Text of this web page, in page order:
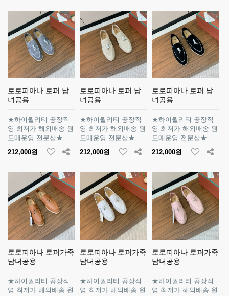
로로피아나 로퍼 남
녀공용
★하이퀄리티 공장직
영 최저가 해외배송 원
도매운영 전문샵★
212,000원
로로피아나 로퍼 남
녀공용
★하이퀄리티 공장직
영 최저가 해외배송 원
도매운영 전문샵★
212,000원
로로피아나 로퍼 남
녀공용
★하이퀄리티 공장직
영 최저가 해외배송 원
도매운영 전문샵★
212,000원
로로피아나 로퍼가죽
남녀공용
★하이퀄리티 공장직
영 최저가 해외배송 원
로로피아나 로퍼가죽
남녀공용
★하이퀄리티 공장직
영 최저가 해외배송 원
로로피아나 로퍼가죽
남녀공용
★하이퀄리티 공장직
영 최저가 해외배송 원